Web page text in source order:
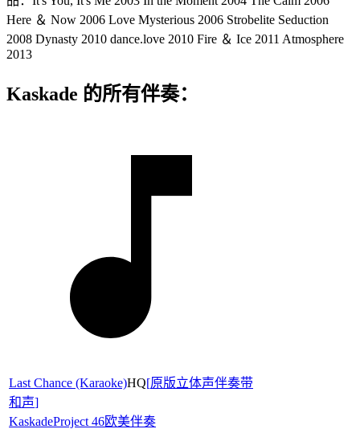
Here ＆ Now 2006 Love Mysterious 2006 Strobelite Seduction
2008 Dynasty 2010 dance.love 2010 Fire ＆ Ice 2011 Atmosphere
2013
Kaskade 的所有伴奏：
Last Chance (Karaoke)HQ[原版立体声伴奏带
和声]
KaskadeProject 46欧美伴奏